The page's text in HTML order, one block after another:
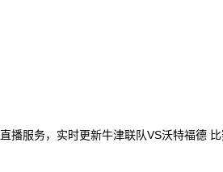
服务，实时更新牛津联队VS沃特福德